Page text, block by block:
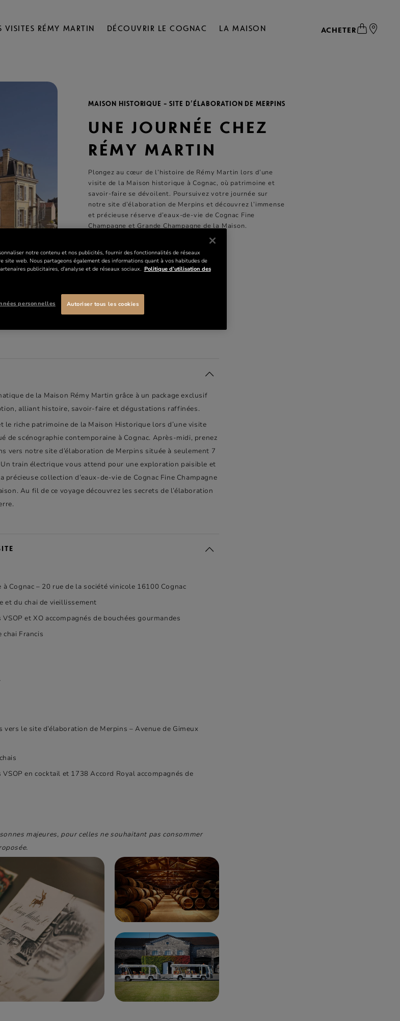
VISITES RÉMY MARTIN DÉCOUVRIR LE COGNAC LA MAISON ACHETER
MAISON HISTORIQUE – SITE D’ÉLABORATION DE MERPINS
UNE JOURNÉE CHEZ
RÉMY MARTIN
Plongez au cœur de l’histoire de Rémy Martin lors d’une
visite de la Maison historique à Cognac, où patrimoine et
savoir-faire se dévoilent. Poursuivez votre journée sur
notre site d’élaboration de Merpins et découvrez l’immense
et précieuse réserve d’eaux-de-vie de Cognac Fine
Champagne et Grande Champagne de la Maison.
2h + 1h30 Visites D’avril À Septembre
de la Maison Rémy Martin grâce à un package exclusif
alliant histoire, savoir-faire et dégustations raffinées.
le riche patrimoine de la Maison Historique lors d’une visite
de scénographie contemporaine à Cognac. Après-midi, prenez
vers notre site d’élaboration de Merpins située à seulement 7
train électrique vous attend pour une exploration paisible et
collection d’eaux-de-vie de Cognac Fine Champagne
Au fil de ce voyage découvrez les secrets de l’élaboration
Cognac – 20 rue de la société vinicole 16100 Cognac
et du chai de vieillissement
et XO accompagnés de bouchées gourmandes
chai Francis
vers le site d’élaboration de Merpins – Avenue de Gimeux
en cocktail et 1738 Accord Royal accompagnés de
majeures, pour celles ne souhaitant pas consommer
notre contenu et nos publicités, fournir des fonctionnalités de réseaux
site web. Nous partageons également des informations quant à vos habitudes de
publicitaires, d'analyse et de réseaux sociaux. Politique d’utilisation des
personnelles Autoriser tous les cookies